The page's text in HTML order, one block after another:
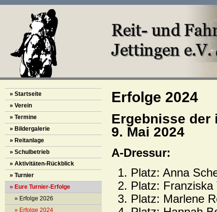
» Startseite
» Verein
» Termine
» Bildergalerie
» Reitanlage
» Schulbetrieb
» Aktivitäten-Rückblick
» Turnier
» Eure Turnier-Erfolge
» Erfolge 2026
» Erfolge 2024
Erfolge 2024
Ergebnisse der
9. Mai 2024
A-Dressur:
Platz: Anna
Platz:
Platz: Marlene